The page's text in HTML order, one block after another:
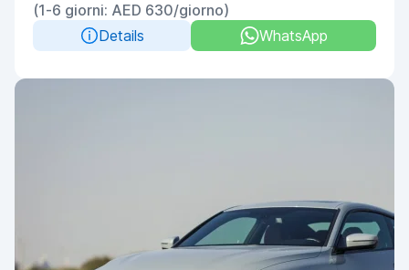
(1-6 giorni: AED 630/giorno)
Details
WhatsApp